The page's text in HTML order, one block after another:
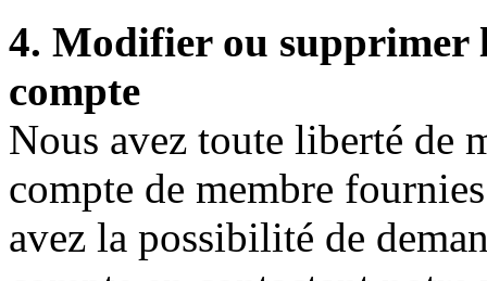
4. Modifier ou supprimer
compte
Nous avez toute liberté de
compte de membre
avez la possibilité de